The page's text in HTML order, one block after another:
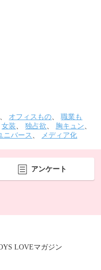
、 オフィスもの、職業も
女装、独占欲、 胸キュン、
ニバース、 メディア化
アンケート
LOVEマガジン